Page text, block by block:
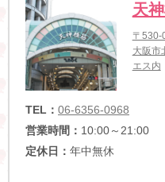
天
〒530-
大阪市
エス内
TEL： 06-6356-0968
営業時間： 10:00～21:00
定休日： 年中無休